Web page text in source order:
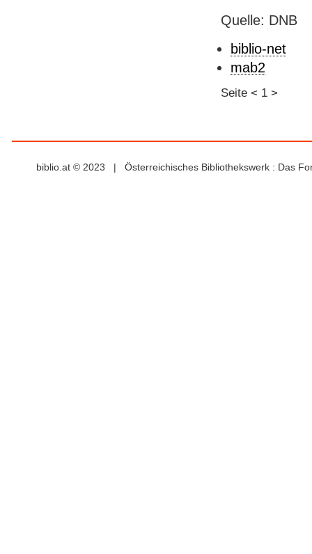
Quelle: DNB
biblio-net
mab2
Seite < 1 >
biblio.at © 2023 | Österreichisches Bibliothekswerk : Das